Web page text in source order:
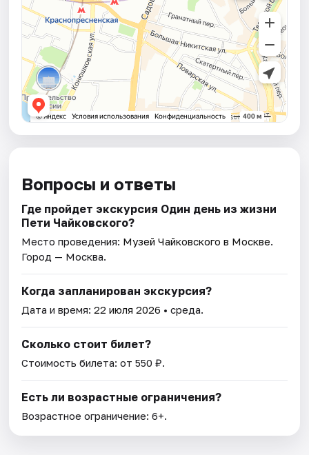
Вопросы и ответы
Где пройдет экскурсия Один день из жизни
Пети Чайковского?
Место проведения: Музей Чайковского в Москве.
Город — Москва.
Когда запланирован экскурсия?
Дата и время:22 июля 2026 • среда.
Сколько стоит билет?
Стоимость билета: от 550 ₽.
Есть ли возрастные ограничения?
Возрастное ограничение: 6+.